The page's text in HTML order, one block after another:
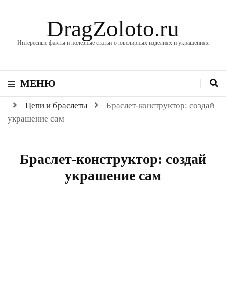
DragZoloto.ru
Интересные факты и полезные статьи о ювелирных изделиях и украшениях
МЕНЮ
Цепи и браслеты
Браслет-конструктор: создай
украшение сам
Браслет-конструктор: создай
украшение сам